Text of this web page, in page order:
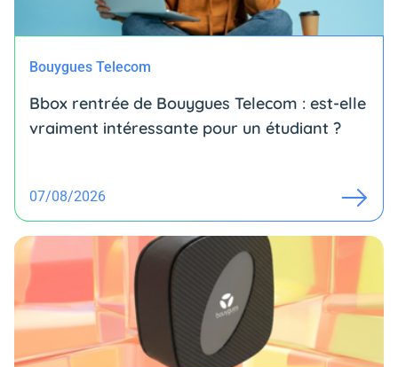
Bouygues Telecom
Bbox rentrée de Bouygues Telecom : est-elle
vraiment intéressante pour un étudiant ?
07/08/2026